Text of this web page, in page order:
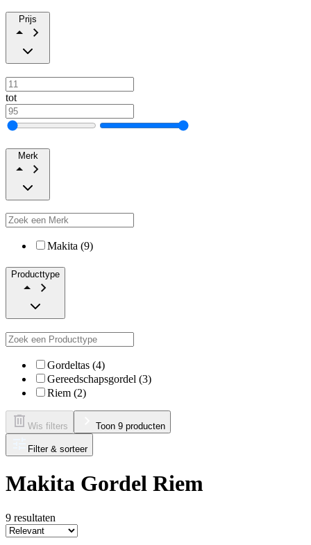
Prijs
tot
Merk
Makita (9)
Producttype
Gordeltas (4)
Gereedschapsgordel (3)
Riem (2)
Wis filters Toon 9 producten
Filter & sorteer
Makita Gordel Riem
9 resultaten